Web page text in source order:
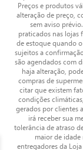
Preços e produtos
alteração de preço,
sem aviso
praticados nas lojas
de estoque quando
sujeitos a
são agendados com
haja alteração,
compras de
citar que existem
condições
gerados por clientes
irá receber sua
tolerância de atraso
maior de
entregadores da